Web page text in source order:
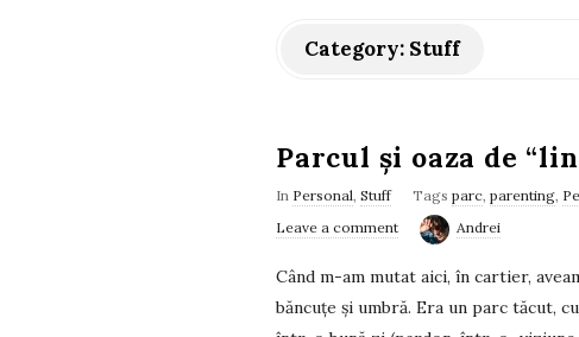
Category: Stuff
Parcul și oaza de
In Personal, Stuff Tags parc, parenting,
Leave a comment
Andrei
Când m-am mutat aici, în cartier,
băncuțe și umbră. Era un parc tăcut,